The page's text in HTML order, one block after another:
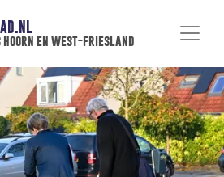
en west-friesland